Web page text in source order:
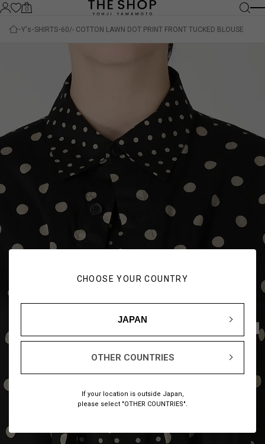
CHOOSE YOUR COUNTRY
JAPAN
OTHER COUNTRIES
If your location is outside Japan,
please select "OTHER COUNTRIES".
0
Y's SHIRTS 60/- COTTON LAWN DOT PRINT FRONT TUCKED BLOUSE